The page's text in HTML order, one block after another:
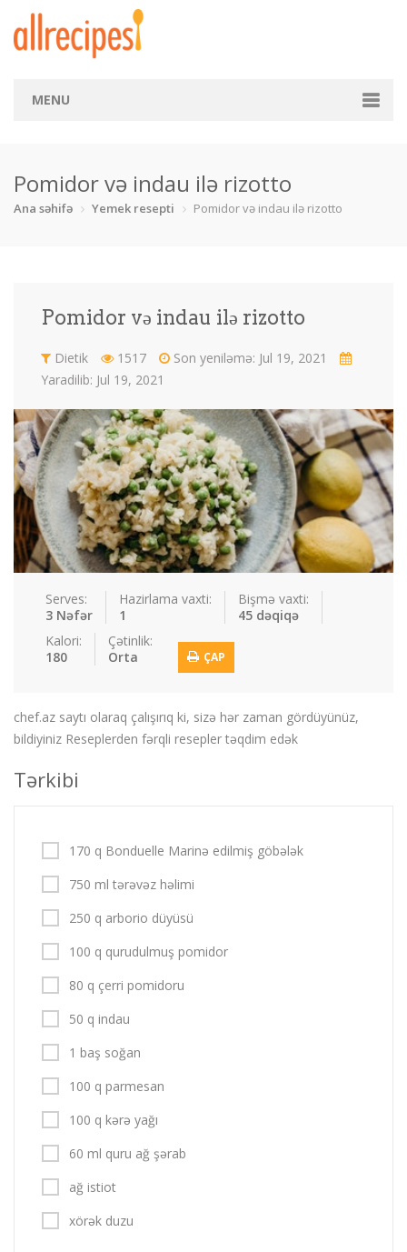
MENU
Kateqoriya
İçkilər Makaron Mal əti
Qoyun əti Quru yemək Salat
Sous Suplar Tortlar
Toyuqlar
Yemek resepti
faydali melumat
Əlaqə
Giriş / Qeydiyat
Pomidor və indau ilə rizotto
Ana səhifə Yemek resepti Pomidor və indau ilə rizotto
Pomidor və indau ilə rizotto
Dietik 1517
Son yeniləmə: Jul 19, 2021
Yaradilib: Jul 19, 2021
Serves:
3 Nəfər
Hazirlama vaxti:
1
Bişmə vaxti:
45 dəqiqə
Kalori:
180
Çətinlik:
Orta
ÇAP
chef.az saytı olaraq çalışırıq ki, sizə hər zaman gördüyünüz,
bildiyiniz Reseplerden fərqli resepler təqdim edək
Tərkibi
170 q Bonduelle Marinə edilmiş göbələk
750 ml tərəvəz həlimi
250 q arborio düyüsü
100 q qurudulmuş pomidor
80 q çerri pomidoru
50 q indau
1 baş soğan
100 q parmesan
100 q kərə yağı
60 ml quru ağ şərab
ağ istiot
xörək duzu